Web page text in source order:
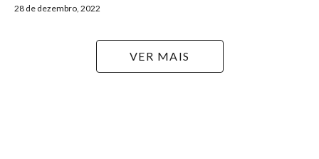
28 de dezembro, 2022
VER MAIS